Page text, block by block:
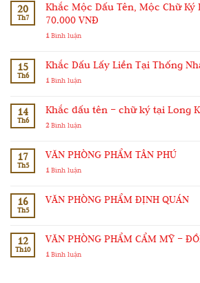
20
Th7
Khắc Mộc Dấu Tên, Mộc Chữ Ký
70.000 VNĐ
1Bình luận
15
Th6
Khắc Dấu Lấy Liền Tại Thống
1Bình luận
14
Th6
Khắc dấu tên – chữ ký tại Long
2Bình luận
17
Th5
VĂN PHÒNG PHẨM TÂN PHÚ
1Bình luận
16
Th5
VĂN PHÒNG PHẨM ĐỊNH QUÁN
12
Th10
VĂN PHÒNG PHẨM CẨM MỸ –
1Bình luận